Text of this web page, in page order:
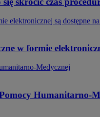
w formie
Humanitarno-